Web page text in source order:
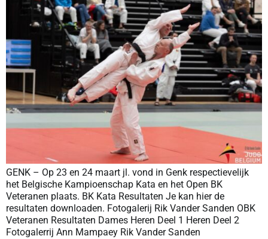
GENK – Op 23 en 24 maart jl. vond in Genk respectievelijk
het Belgische Kampioenschap Kata en het Open BK
Veteranen plaats. BK Kata Resultaten Je kan hier de
resultaten downloaden. Fotogalerij Rik Vander Sanden OBK
Veteranen Resultaten Dames Heren Deel 1 Heren Deel 2
Fotogalerrij Ann Mampaey Rik Vander Sanden